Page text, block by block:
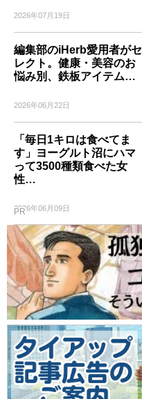
2026年07月19日
編集部のiHerb愛用者がセ
レクト。健康・美容のお
悩み別、鉄板アイテム…
2026年06月22日
「毎日1キロは食べてま
す」ヨーグルト沼にハマ
って3500種類食べた女
性…
2026年06月09日
PR